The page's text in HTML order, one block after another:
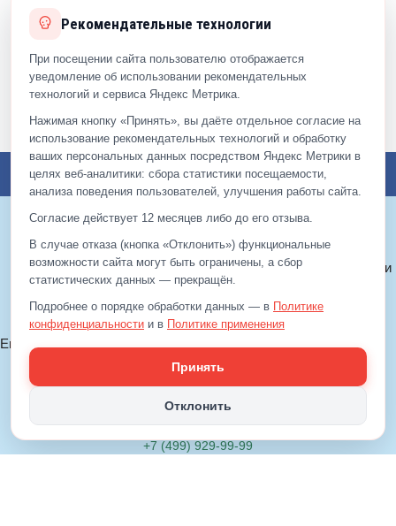
© 2012—2026 ЕДС-Реутов
Политика конфиденциальности
Политика cookie
Согласие на обработку ПДн
Email:
+7 (499) 929-99-99
Рекомендательные технологии
При посещении сайта пользователю отображается
уведомление об использовании рекомендательных
технологий и сервиса Яндекс Метрика.
Нажимая кнопку «Принять», вы даёте отдельное согласие на
использование рекомендательных технологий и обработку
ваших персональных данных посредством Яндекс Метрики в
целях веб‑аналитики: сбора статистики посещаемости,
анализа поведения пользователей, улучшения работы сайта.
Согласие действует 12 месяцев либо до его отзыва.
В случае отказа (кнопка «Отклонить») функциональные
возможности сайта могут быть ограничены, а сбор
статистических данных — прекращён.
Подробнее о порядке обработки данных — в Политике
конфиденциальности и в Политике применения
Принять
Отклонить